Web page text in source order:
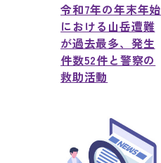
令和7年の年末年始
における山岳遭難
が過去最多、発生
件数52件と警察の
救助活動